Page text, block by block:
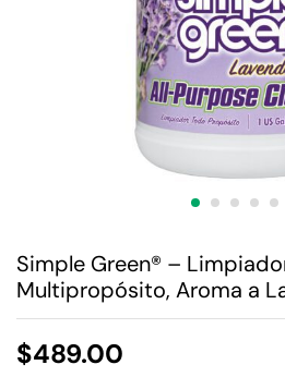
Simple Green® –
Multipropósito, Aroma a
$489.00